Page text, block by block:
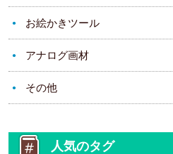
お絵かきツール
アナログ画材
その他
人気のタグ